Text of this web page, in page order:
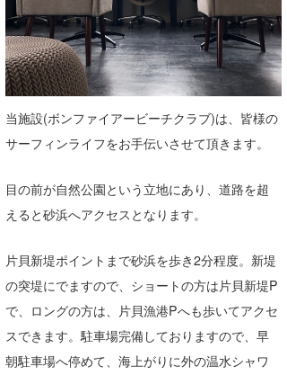
当施設(ボンファイアービーチクラブ)は、皆様の
サーフィンライフをお手伝いさせて頂きます。
目の前が自然公園という立地にあり、道路を超
えると砂浜へアクセスとなります。
片貝新堤ポイントまで砂浜を歩き2分程度。新堤
の突堤にでますので、ショートの方は片貝新堤P
で、ロングの方は、片貝漁港Pへも歩いてアクセ
スできます。駐車場完備しておりますので、早
朝駐車場へ停めて、海上がりに外の温水シャワ
Naoya Kimoto
mitsuteru Kamio
Yasunari Inoue
Yoshiyuki Obata
DELTA FORCE SURF
熊谷素子
メディア
SURFMEDIA
Colors MAGAZINE
WAVAL
波伝説アンバサダー/プロライダー
福島寿実子
中浦“JET”章
進士剛光
植村未来
NOBUFUKU
大野”MAR”修聖
波伝説スタッフ
☆加藤
Aichan
ECE
G◎Da
H
波伝説